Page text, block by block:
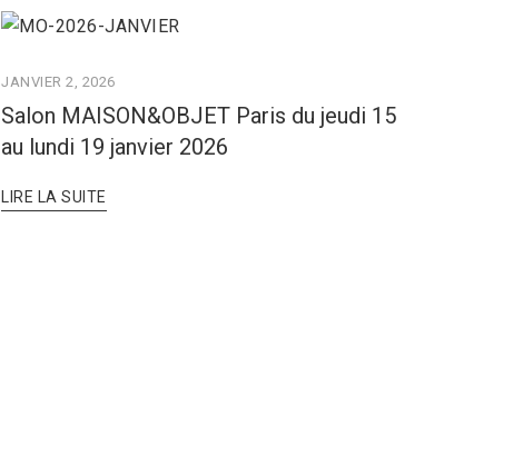
JANVIER 2, 2026
Salon MAISON&OBJET Paris du jeudi 15
au lundi 19 janvier 2026
LIRE LA SUITE